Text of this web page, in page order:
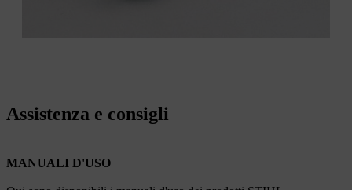
Assistenza e consigli
MANUALI D'USO